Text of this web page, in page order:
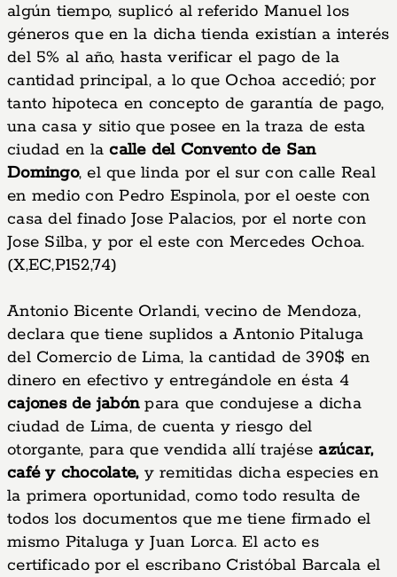
algún tiempo, suplicó al referido Manuel los
géneros que en la dicha tienda existían a interés
del 5% al año, hasta verificar el pago de la
cantidad principal, a lo que Ochoa accedió; por
tanto hipoteca en concepto de garantía de pago,
una casa y sitio que posee en la traza de esta
ciudad en lacalle del Convento de San
Domingo, el que linda por el sur con calle Real
en medio con Pedro Espinola, por el oeste con
casa del finado Jose Palacios, por el norte con
Jose Silba, y por el este con Mercedes Ochoa.
(X,EC,P152,74)
Antonio Bicente Orlandi, vecino de Mendoza,
declara que tiene suplidos a Antonio Pitaluga
del Comercio de Lima, la cantidad de 390$ en
dinero en efectivo y entregándole en ésta 4
cajones de jabónpara que condujese a dicha
ciudad de Lima, de cuenta y riesgo del
otorgante, para que vendida allí trajése azúcar,
café y chocolate,y remitidas dicha especies en
la primera oportunidad, como todo resulta de
todos los documentos que me tiene firmado el
mismo Pitaluga y Juan Lorca. El acto es
certificado por el escribano Cristóbal Barcala el